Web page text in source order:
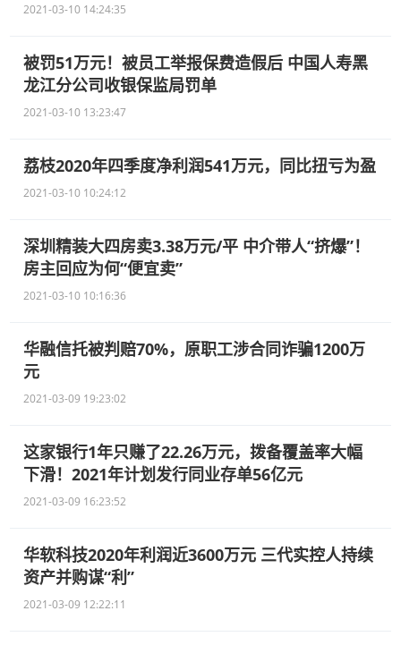
2021-03-10 14:24:35
被罚51万元！被员工举报保费造假后 中国人寿黑
龙江分公司收银保监局罚单
2021-03-10 13:23:47
荔枝2020年四季度净利润541万元，同比扭亏为盈
2021-03-10 10:24:12
深圳精装大四房卖3.38万元/平 中介带人“挤爆”！
房主回应为何“便宜卖”
2021-03-10 10:16:36
华融信托被判赔70%，原职工涉合同诈骗1200万
元
2021-03-09 19:23:02
这家银行1年只赚了22.26万元，拨备覆盖率大幅
下滑！2021年计划发行同业存单56亿元
2021-03-09 16:23:52
华软科技2020年利润近3600万元 三代实控人持续
资产并购谋“利”
2021-03-09 12:22:11